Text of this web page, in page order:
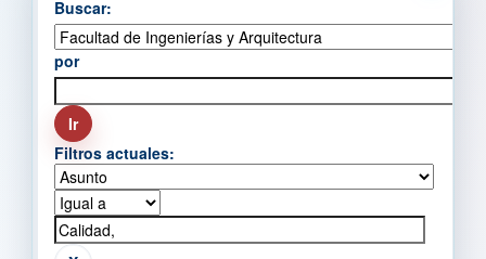
Buscar:
por
Filtros actuales: